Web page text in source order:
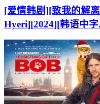
[爱情韩剧][致我的解
Hyeri][2024][韩语中字